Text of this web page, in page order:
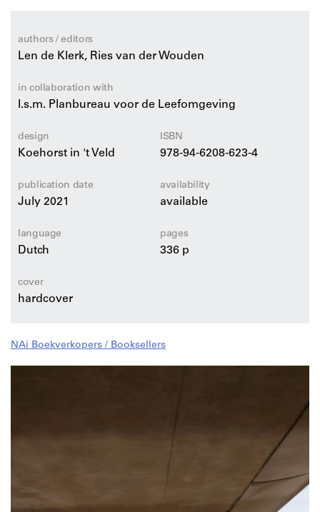
mis?
snelwegennet en de Noord-Oostpolder, Nederland
wordt permanent verbouwd en vernieuwd. Het land is
in de cultuur en ontwikkeling van stedelijke en
regionale planning in Nederland. Een onmisbaar
Lees de blog op Gebiedsontwikkeling.nu
authors / editors
Len de Klerk, Ries van der Wouden
in collaboration with
I.s.m. Planbureau voor de Leefomgeving
design
Koehorst in 't Veld
ISBN
978-94-6208-623-4
publication date
July 2021
availability
available
language
Dutch
pages
336 p
cover
hardcover
NAi Boekverkopers / Booksellers